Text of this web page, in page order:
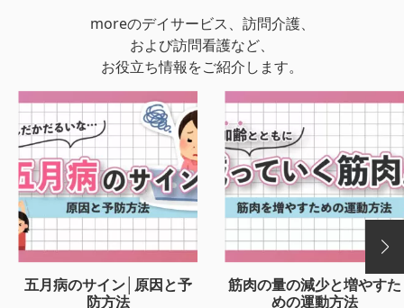
moreのデイサービス、訪問介護、
および訪問看護など、
お役立ち情報をご紹介します。
五月病のサイン│原因と予
防方法
筋肉の量の減少と増やすた
めの運動方法